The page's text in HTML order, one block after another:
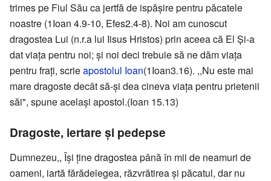
trimes pe Fiul Său ca jertfă de ispăşire pentru păcatele
noastre (1Ioan 4.9-10, Efes2.4-8). Noi am cunoscut
dragostea Lui (n.r.a lui Iisus Hristos) prin aceea că El Şi-a
dat viaţa pentru noi; şi noi deci trebuie să ne dăm viaţa
pentru fraţi, scrieapostolul Ioan(1Ioan3.16). ,,Nu este mai
mare dragoste decât să-şi dea cineva viaţa pentru prietenii
săi", spune acelaşi apostol.(Ioan 15.13)
Dragoste, iertare şi pedepse
Dumnezeu,, Îşi ţine dragostea până în mii de neamuri de
oameni, iartă fărădelegea, răzvrătirea şi păcatul, dar nu